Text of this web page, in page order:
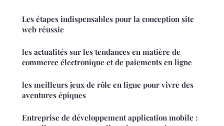
Les étapes indispensables pour la conception site
web réussie
les actualités sur les tendances en matière de
commerce électronique et de paiements en ligne
les meilleurs jeux de rôle en ligne pour vivre des
aventures épiques
Entreprise de développement application mobile :